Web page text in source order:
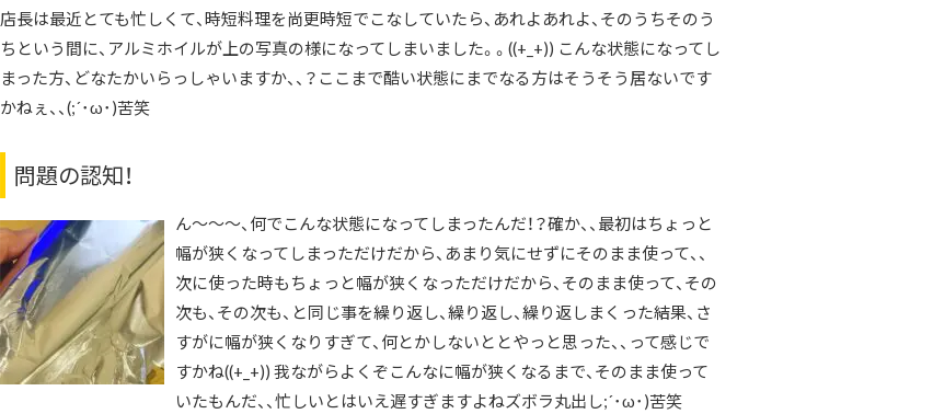
店長は最近とても忙しくて、時短料理を尚更時短でこなしていたら、あれよあれよ、そのうちそのう
ちという間に、アルミホイルが上の写真の様になってしまいました。。((+_+)) こんな状態になってし
まった方、どなたかいらっしゃいますか、、？ここまで酷い状態にまでなる方はそうそう居ないです
かねぇ、、(;´･ω･)苦笑
問題の認知！
ん～～～、何でこんな状態になってしまったんだ！？確か、、最初はちょっと
幅が狭くなってしまっただけだから、あまり気にせずにそのまま使って、、
次に使った時もちょっと幅が狭くなっただけだから、そのまま使って、その
次も、その次も、と同じ事を繰り返し、繰り返し、繰り返しまくった結果、さ
すがに幅が狭くなりすぎて、何とかしないととやっと思った、、って感じで
すかね((+_+)) 我ながらよくぞこんなに幅が狭くなるまで、そのまま使って
いたもんだ、、忙しいとはいえ遅すぎますよねズボラ丸出し;´･ω･)苦笑